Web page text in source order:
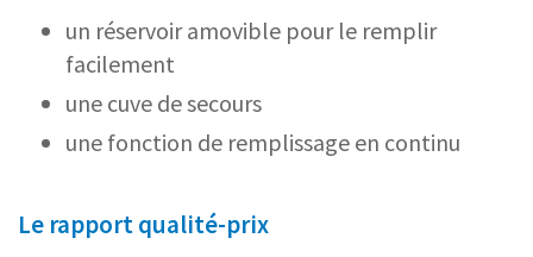
un réservoir amovible pour le remplir
facilement
une cuve de secours
une fonction de remplissage en continu
Le rapport qualité-prix